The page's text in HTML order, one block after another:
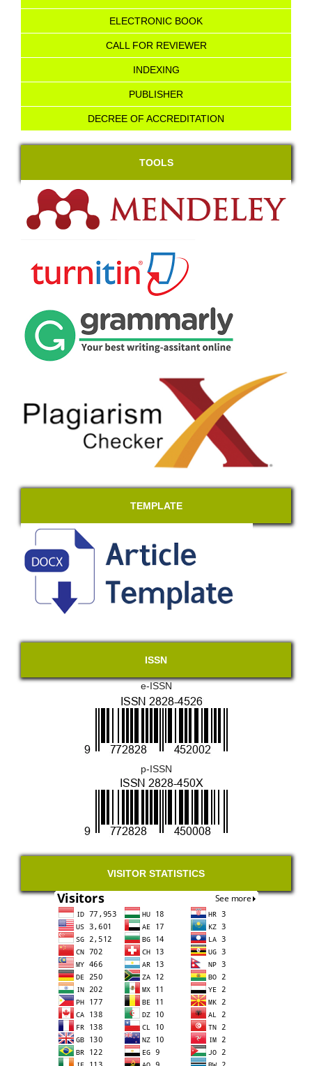
ELECTRONIC BOOK
CALL FOR REVIEWER
INDEXING
PUBLISHER
DECREE OF ACCREDITATION
TOOLS
TEMPLATE
ISSN
e-ISSN
p-ISSN
VISITOR STATISTICS